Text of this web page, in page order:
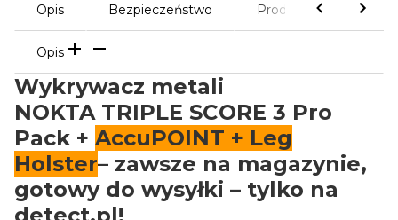
Opis Bezpieczeństwo Produkty powiązane
Opis
Wykrywacz metali
NOKTA TRIPLE SCORE 3 Pro
Pack + AccuPOINT + Leg
Holster– zawsze na magazynie,
gotowy do wysyłki – tylko na